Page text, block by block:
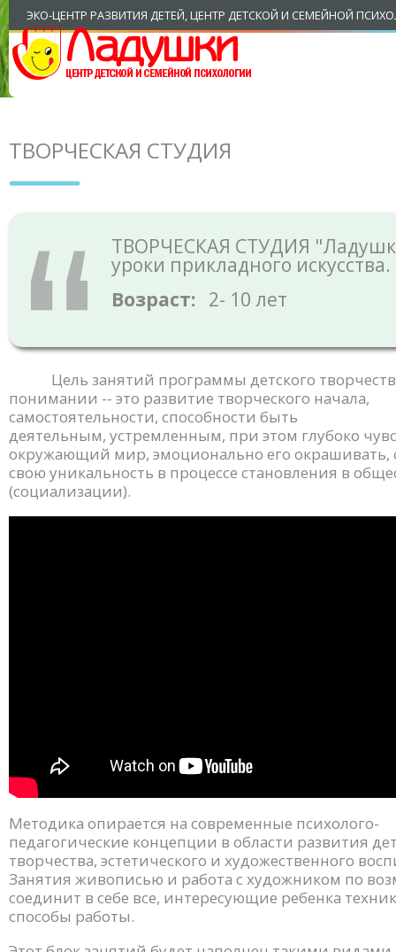
ЭКО-ЦЕНТР РАЗВИТИЯ ДЕТЕЙ, ЦЕНТР ДЕТСКОЙ И СЕМЕЙНОЙ
ТВОРЧЕСКАЯ СТУДИЯ
ТВОРЧЕСКАЯ СТУДИЯ
уроки прикладного искусства.
Возраст: 2- 10 лет
Цель занятий программы детского
понимании -- это развитие творческого начала,
самостоятельности, способности быть
деятельным, устремленным, при этом глубоко
окружающий мир, эмоционально его окрашивать,
свою уникальность в процессе становления в
(социализации).
Методика опирается на современные психолого-
педагогические концепции в области развития
творчества, эстетического и художественного
Занятия живописью и работа с художником по
соединит в себе все, интересующие ребенка
способы работы.